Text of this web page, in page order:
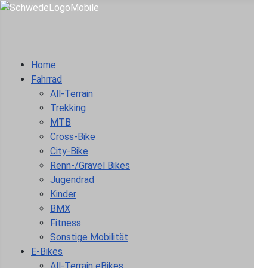
Home
Fahrrad
All-Terrain
Trekking
MTB
Cross-Bike
City-Bike
Renn-/Gravel Bikes
Jugendrad
Kinder
BMX
Fitness
Sonstige Mobilität
E-Bikes